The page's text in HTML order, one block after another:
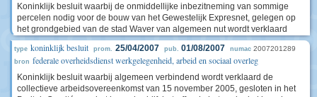
Koninklijk besluit waarbij de onmiddellijke inbezitneming van sommige
percelen nodig voor de bouw van het Gewestelijk Expresnet, gelegen op
het grondgebied van de stad Waver van algemeen nut wordt verklaard
type koninklijk besluit prom. 25/04/2007 pub. 01/08/2007 numac 2007201289
bron federale overheidsdienst werkgelegenheid, arbeid en sociaal overleg
Koninklijk besluit waarbij algemeen verbindend wordt verklaard de
collectieve arbeidsovereenkomst van 15 november 2005, gesloten in het